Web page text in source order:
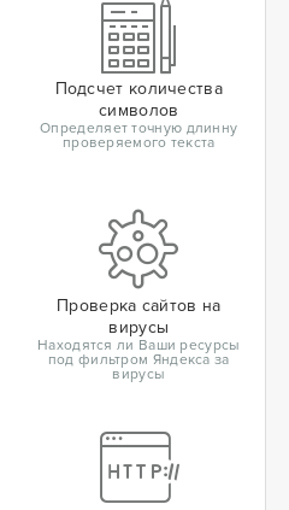
Подсчет количества
символов
Определяет точную длинну
проверяемого текста
Проверка сайтов на
вирусы
Находятся ли Ваши ресурсы
под фильтром Яндекса за
вирусы